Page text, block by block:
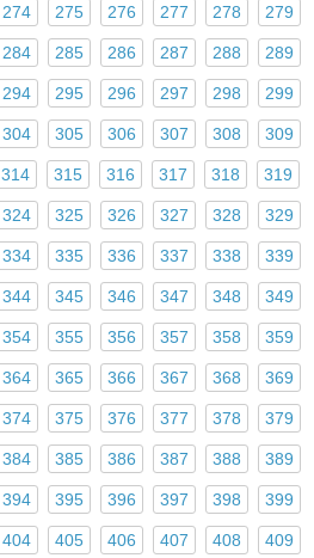
274 275 276 277 278 279
284 285 286 287 288 289
294 295 296 297 298 299
304 305 306 307 308 309
314 315 316 317 318 319
324 325 326 327 328 329
334 335 336 337 338 339
344 345 346 347 348 349
354 355 356 357 358 359
364 365 366 367 368 369
374 375 376 377 378 379
384 385 386 387 388 389
394 395 396 397 398 399
404 405 406 407 408 409